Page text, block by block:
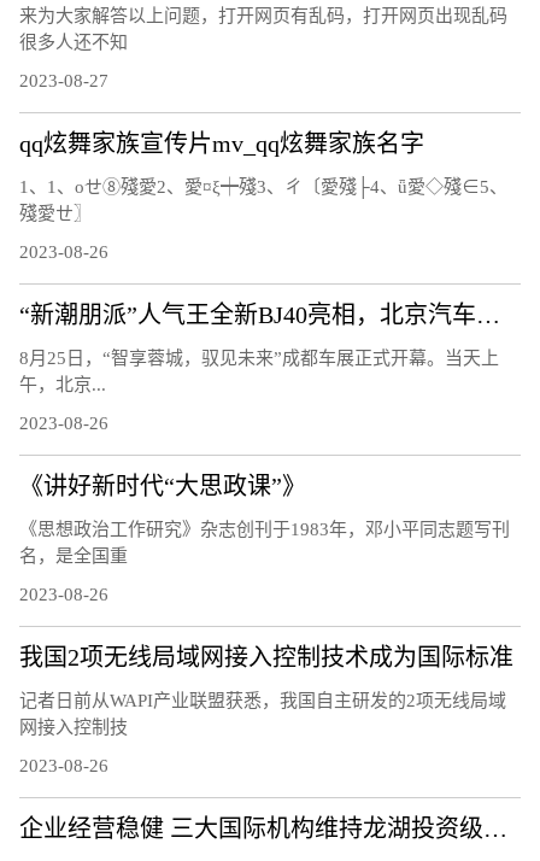
来为大家解答以上问题，打开网页有乱码，打开网页出现乱码
很多人还不知
2023-08-27
qq炫舞家族宣传片mv_qq炫舞家族名字
1、1、οせ⑧殘愛2、愛¤ξ┿殘3、ㄔ〔愛殘├4、ǖ愛◇殘∈5、
殘愛ㄝ〗
2023-08-26
“新潮朋派”人气王全新BJ40亮相，北京汽车开启全面焕新的第二篇章
8月25日，“智享蓉城，驭见未来”成都车展正式开幕。当天上
午，北京...
2023-08-26
《讲好新时代“大思政课”》
《思想政治工作研究》杂志创刊于1983年，邓小平同志题写刊
名，是全国重
2023-08-26
我国2项无线局域网接入控制技术成为国际标准
记者日前从WAPI产业联盟获悉，我国自主研发的2项无线局域
网接入控制技
2023-08-26
企业经营稳健 三大国际机构维持龙湖投资级评级